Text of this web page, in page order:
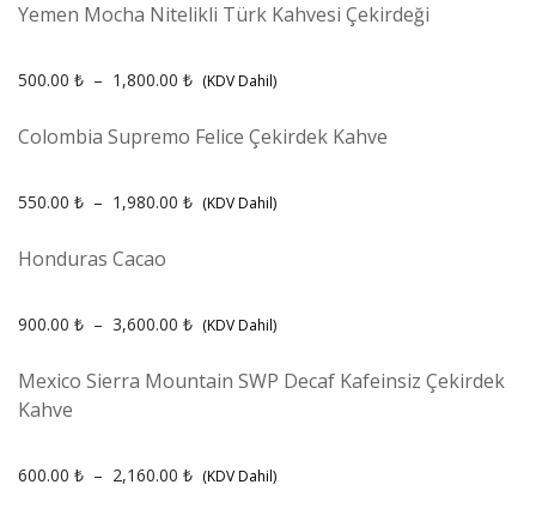
Yemen Mocha Nitelikli Türk Kahvesi Çekirdeği
500.00 ₺ – 1,800.00 ₺ (KDV Dahil)
Colombia Supremo Felice Çekirdek Kahve
550.00 ₺ – 1,980.00 ₺ (KDV Dahil)
Honduras Cacao
900.00 ₺ – 3,600.00 ₺ (KDV Dahil)
Mexico Sierra Mountain SWP Decaf Kafeinsiz Çekirdek
Kahve
600.00 ₺ – 2,160.00 ₺ (KDV Dahil)